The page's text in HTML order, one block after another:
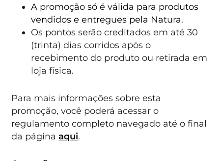
A promoção só é válida para produtos
vendidos e entregues pela Natura.
Os pontos serão creditados em até 30
(trinta) dias corridos após o
recebimento do produto ou retirada em
loja física.
Para mais informações sobre esta
promoção, você poderá acessar o
regulamento completo navegado até o final
da páginaaqui.